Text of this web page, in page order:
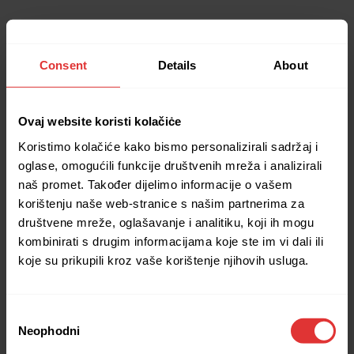
Consent Details About
Ovaj website koristi kolačiċe
Koristimo kolačiće kako bismo personalizirali sadržaj i
oglase, omogućili funkcije društvenih mreža i analizirali
naš promet. Također dijelimo informacije o vašem
korištenju naše web-stranice s našim partnerima za
društvene mreže, oglašavanje i analitiku, koji ih mogu
kombinirati s drugim informacijama koje ste im vi dali ili
koje su prikupili kroz vaše korištenje njihovih usluga.
Selection
Neophodni
Application error: a client-side exception has occurred (see the